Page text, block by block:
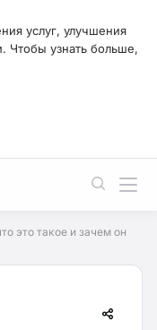
услуг, улучшения
Чтобы узнать больше,
это такое и зачем он